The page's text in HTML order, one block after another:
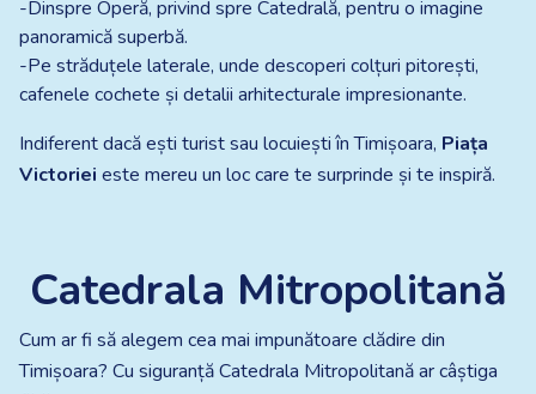
-Dinspre Operă, privind spre Catedrală, pentru o imagine
panoramică superbă.
-Pe străduțele laterale, unde descoperi colțuri pitorești,
cafenele cochete și detalii arhitecturale impresionante.
Indiferent dacă ești turist sau locuiești în Timișoara, Piața
Victoriei este mereu un loc care te surprinde și te inspiră.
Catedrala Mitropolitană
Cum ar fi să alegem cea mai impunătoare clădire din
Timișoara? Cu siguranță Catedrala Mitropolitană ar câștiga